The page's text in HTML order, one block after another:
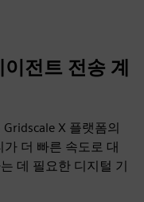
전트 전송 계
X 플랫폼의
더 빠른 속도로 대
데 필요한 디지털 기